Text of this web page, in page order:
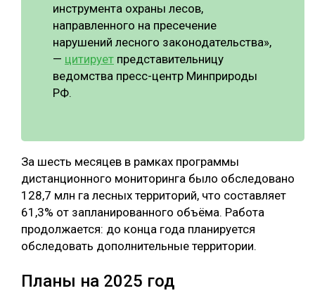
инструмента охраны лесов,
направленного на пресечение
нарушений лесного законодательства»,
— цитирует представительницу
ведомства пресс-центр Минприроды
РФ.
За шесть месяцев в рамках программы
дистанционного мониторинга было обследовано
128,7 млн га лесных территорий, что составляет
61,3% от запланированного объёма. Работа
продолжается: до конца года планируется
обследовать дополнительные территории.
Планы на 2025 год